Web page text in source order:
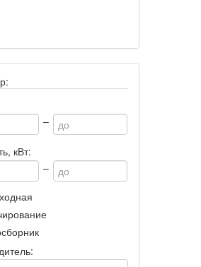
–
кВт:
–